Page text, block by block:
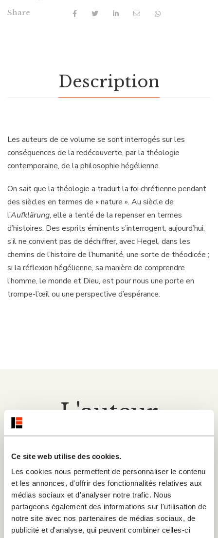
Ce site web utilise des cookies.
Les cookies nous permettent de personnaliser le contenu
et les annonces, d'offrir des fonctionnalités relatives aux
médias sociaux et d'analyser notre trafic. Nous
partageons également des informations sur l'utilisation de
notre site avec nos partenaires de médias sociaux, de
publicité et d'analyse, qui peuvent combiner celles-ci
Share
Description
Les auteurs de ce volume se sont interrogés sur les
conséquences de la redécouverte, par la théologie
contemporaine, de la philosophie hégélienne.
On sait que la théologie a traduit la foi chrétienne pendant
des siècles en termes de « nature ». Au siècle de
l’Aufklärung, elle a tenté de la repenser en termes
d’histoires. Des esprits éminents s’interrogent, aujourd’hui,
s’il ne convient pas de déchiffrer, avec Hegel, dans les
chemins de l’histoire de l’humanité, une sorte de théodicée ;
si la réflexion hégélienne, sa manière de comprendre
l’homme, le monde et Dieu, est pour nous une porte en
trompe-l’œil ou une perspective d’espérance.
L'auteur